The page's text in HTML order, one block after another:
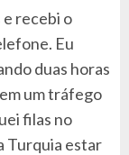
e recebi o
Eu
duas horas
um tráfego
filas no
Turquia estar